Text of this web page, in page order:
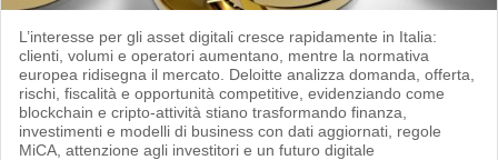
L’interesse per gli asset digitali cresce rapidamente in Italia:
clienti, volumi e operatori aumentano, mentre la normativa
europea ridisegna il mercato. Deloitte analizza domanda, offerta,
rischi, fiscalità e opportunità competitive, evidenziando come
blockchain e cripto-attività stiano trasformando finanza,
investimenti e modelli di business con dati aggiornati, regole
MiCA, attenzione agli investitori e un futuro digitale